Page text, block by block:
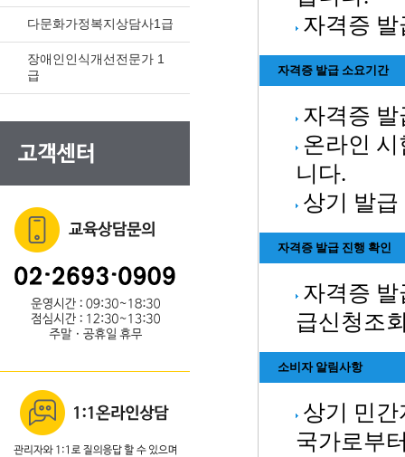
다문화가정복지상담사1급
장애인인식개선전문가 1
급
자격증
자격증 발급 소요기간
자격증 발
온라인
니다.
상기 발
자격증 발급 진행 확인
자격증
급신청조
소비자 알림사항
상기 민
국가로부